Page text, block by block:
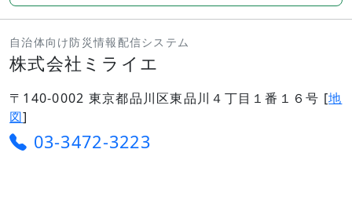
自治体向け防災情報配信システム
株式会社ミライエ
〒140-0002 東京都品川区東品川４丁目１番１６号 [地
図]
03-3472-3223